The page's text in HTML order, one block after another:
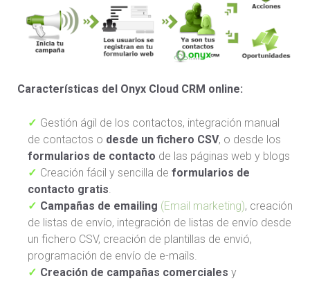
Características del Onyx Cloud CRM online:
Gestión ágil de los contactos, integración manual
de contactos o desde un fichero CSV, o desde los
formularios de contacto de las páginas web y blogs
Creación fácil y sencilla de formularios de
contacto gratis
Campañas de emailing (Email marketing), creación
de listas de envío, integración de listas de envío desde
un fichero CSV, creación de plantillas de envió,
programación de envío de e-mails.
Creación de campañas comerciales y